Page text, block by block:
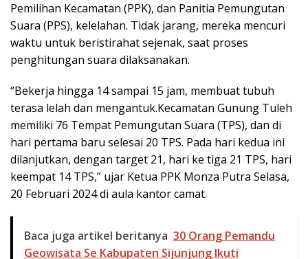
Pemilihan Kecamatan (PPK), dan Panitia Pemungutan
Suara (PPS), kelelahan. Tidak jarang, mereka mencuri
waktu untuk beristirahat sejenak, saat proses
penghitungan suara dilaksanakan.
“Bekerja hingga 14 sampai 15 jam, membuat tubuh
terasa lelah dan mengantuk.Kecamatan Gunung Tuleh
memiliki 76 Tempat Pemungutan Suara (TPS), dan di
hari pertama baru selesai 20 TPS. Pada hari kedua ini
dilanjutkan, dengan target 21, hari ke tiga 21 TPS, hari
keempat 14 TPS,” ujar Ketua PPK Monza Putra Selasa,
20 Februari 2024 di aula kantor camat.
Baca juga artikel beritanya 30 Orang Pemandu
Geowisata Se Kabupaten Sijunjung Ikuti